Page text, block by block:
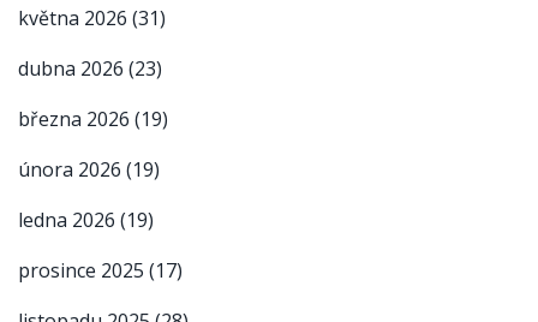
května 2026 (31)
dubna 2026 (23)
března 2026 (19)
února 2026 (19)
ledna 2026 (19)
prosince 2025 (17)